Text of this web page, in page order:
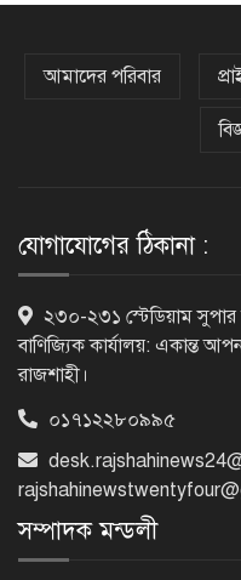
আমাদের পরিবার
যোগাযোগের ঠিকানা :
২৩০-২৩১ স্টেডিয়াম সুপার
বাণিজ্যিক কার্যালয়: একান্ত
রাজশাহী।
০১৭১২২৮০৯৯৫
সম্পাদক মন্ডলী